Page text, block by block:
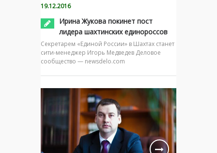
19.12.2016
Ирина Жукова покинет пост
лидера шахтинских единороссов
Секретарем «Единой России» в Шахтах станет
сити-менеджер Игорь Медведев Деловое
сообщество — newsdelo.com